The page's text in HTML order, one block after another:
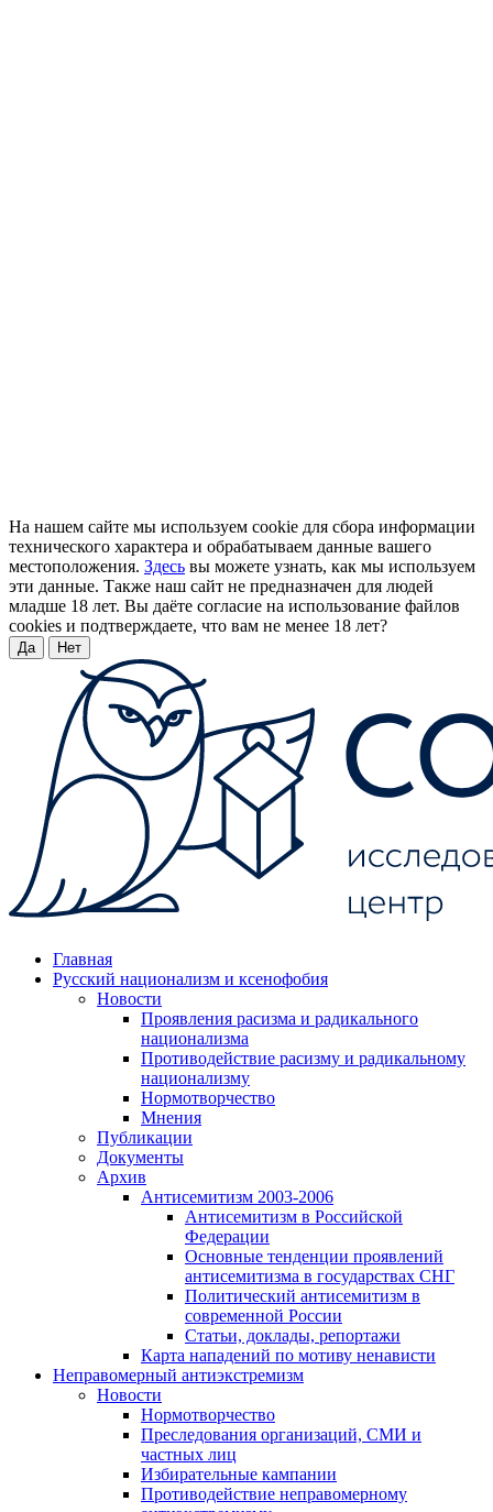
На нашем сайте мы используем cookie для сбора информации
технического характера и обрабатываем данные вашего
местоположения. Здесь вы можете узнать, как мы используем
эти данные. Также наш сайт не предназначен для людей
младше 18 лет. Вы даёте согласие на использование файлов
cookies и подтверждаете, что вам не менее 18 лет?
Да Нет
Главная
Русский национализм и ксенофобия
Новости
Проявления расизма и радикального
национализма
Противодействие расизму и радикальному
национализму
Нормотворчество
Мнения
Публикации
Документы
Архив
Антисемитизм 2003-2006
Антисемитизм в Российской
Федерации
Основные тенденции проявлений
антисемитизма в государствах СНГ
Политический антисемитизм в
современной России
Статьи, доклады, репортажи
Карта нападений по мотиву ненависти
Неправомерный антиэкстремизм
Новости
Нормотворчество
Преследования организаций, СМИ и
частных лиц
Избирательные кампании
Противодействие неправомерному